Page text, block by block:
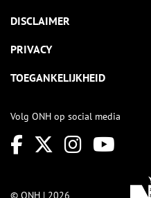
DISCLAIMER
PRIVACY
TOEGANKELIJKHEID
Volg ONH op social media
© ONH | 2026